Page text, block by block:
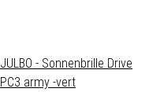
JULBO - Sonnenbrille Drive
PC3 army -vert